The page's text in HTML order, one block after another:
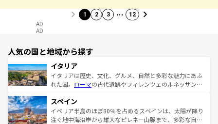
1 2 3 … 12
AD
AD
人気の国と地域から探す
イタリア
イタリアは歴史、文化、グルメ、自然と多彩な魅力にあふ
れた国。 ローマの古代遺跡やフィレンツェのルネッサンス
ろん、トスカーナの美しい田園風景やアマルフィ海岸の絶
景など、自然景観も見逃せない。観光の合間には、本場の
ピザやパスタなど、絶品のイタリア料理を堪能することも
スペイン
イベリア半島のほぼ80％を占めるスペインは、太陽が降り
注ぐ地中海沿岸から雄大なピレネー山脈まで、多彩な自然